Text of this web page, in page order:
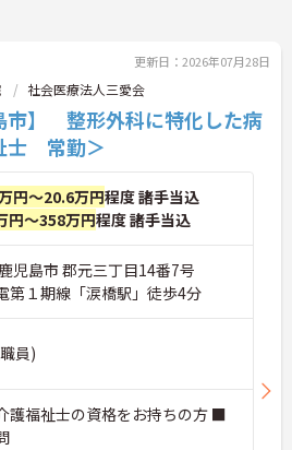
更新日：2026年07月28日
社会医療法人三愛会
市】 整形外科に特化した病
士 常勤＞
円～20.6万円程度 諸手当込
円～358万円程度 諸手当込
児島市 郡元三丁目14番7号
第１期線「涙橋駅」徒歩4分
員)
護福祉士の資格をお持ちの方 ■